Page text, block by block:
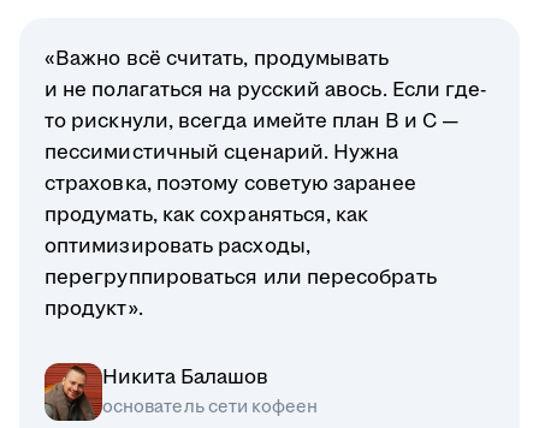
«Важно всё считать, продумывать
и не полагаться на русский авось. Если где-
то рискнули, всегда имейте план B и C —
пессимистичный сценарий. Нужна
страховка, поэтому советую заранее
продумать, как сохраняться, как
оптимизировать расходы,
перегруппироваться или пересобрать
продукт».
Никита Балашов
основатель сети кофеен